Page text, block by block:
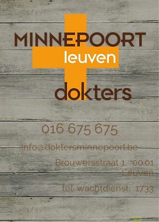
016 675 675
info@doktersminnepoort.be
Brouwersstraat 1, 00.01
Leuven
tel. wachtdienst: 1733